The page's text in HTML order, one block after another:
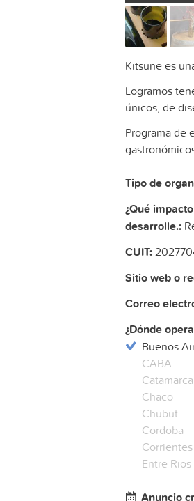
Kitsune es
Logramos
únicos, de
Programa de
Tipo de
¿Qué
desarrolle.:
CUIT:
Sitio web o
Correo
¿Dónde
Buenos
CABA
Catamarca
Chaco
Chubut
Cordoba
Corrientes
Entre Rios
Anuncio